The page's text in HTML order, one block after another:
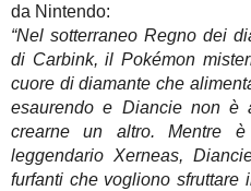
da Nintendo:
“Nel sotterraneo Regno dei
di Carbink, il Pokémon
cuore di diamante che
esaurendo e Diancie non è
crearne un altro. Mentre
leggendario Xerneas,
furfanti che vogliono